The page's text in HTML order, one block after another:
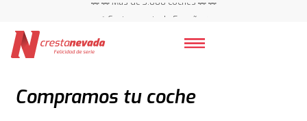
📍 Centros en toda España ⭐
Compramos tu coche